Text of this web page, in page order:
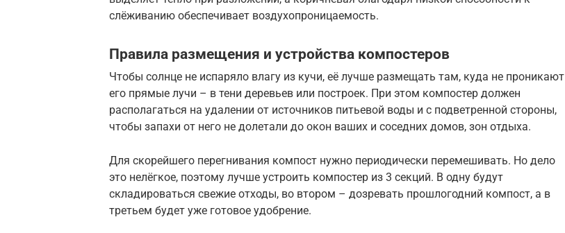
слёживанию обеспечивает воздухопроницаемость.
Правила размещения и устройства компостеров
Чтобы солнце не испаряло влагу из кучи, её лучше размещать там, куда не проникают
его прямые лучи – в тени деревьев или построек. При этом компостер должен
располагаться на удалении от источников питьевой воды и с подветренной стороны,
чтобы запахи от него не долетали до окон ваших и соседних домов, зон отдыха.
Для скорейшего перегнивания компост нужно периодически перемешивать. Но дело
это нелёгкое, поэтому лучше устроить компостер из 3 секций. В одну будут
складироваться свежие отходы, во втором – дозревать прошлогодний компост, а в
третьем будет уже готовое удобрение.